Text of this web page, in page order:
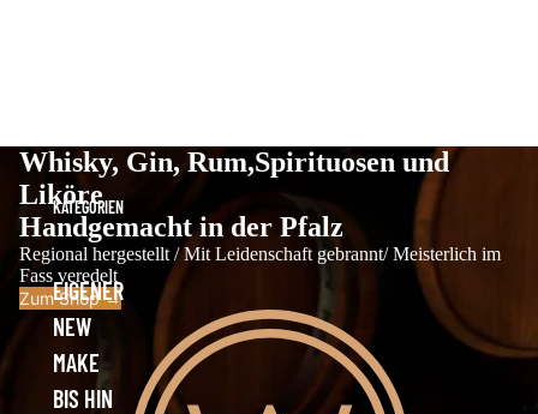
KATEGORIEN
EIGENER
NEW
MAKE
BIS HIN
Whisky, Gin, Rum,Spirituosen und
Liköre
Handgemacht in der Pfalz
Regional hergestellt / Mit Leidenschaft gebrannt/ Meisterlich im
Fass veredelt
Zum Shop →